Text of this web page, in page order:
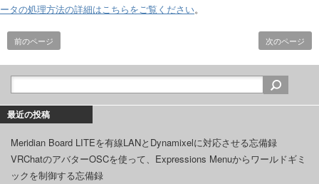
ータの処理方法の詳細はこちらをご覧ください。
前のページ 次のページ
最近の投稿
Meridian Board LITEを有線LANとDynamixelに対応させる忘備録
VRChatのアバターOSCを使って、Expressions Menuからワールドギミ
ックを制御する忘備録